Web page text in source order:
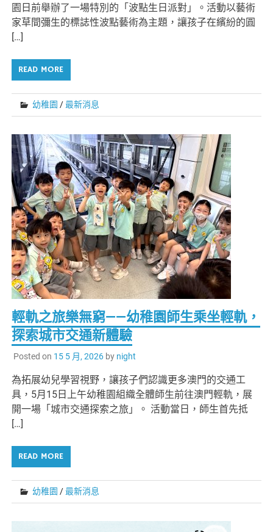
園日前舉辦了一場特別的「波點生日派對」。活動以藝術
家草間彌生的標誌性波點藝術為主題，讓孩子在繽紛的圓
[…]
READ MORE
幼稚園 /最新消息
輕軌之旅樂無窮——幼稚園師生乘坐輕軌，
探索城市交通新體驗
Posted on 15 5 月, 2026by night
為拓展幼兒學習視野，讓孩子們認識更多澳門的交通工
具，5月15日上午幼稚園組織全體師生前往澳門輕軌，展
開一場「城市交通探索之旅」。 活動當日，師生首先抵
[…]
READ MORE
幼稚園 /最新消息